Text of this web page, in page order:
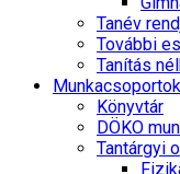
Tanév
További
Tanítás
Munkacsoportok
Könyvtár
DÖKO
Tantárgyi